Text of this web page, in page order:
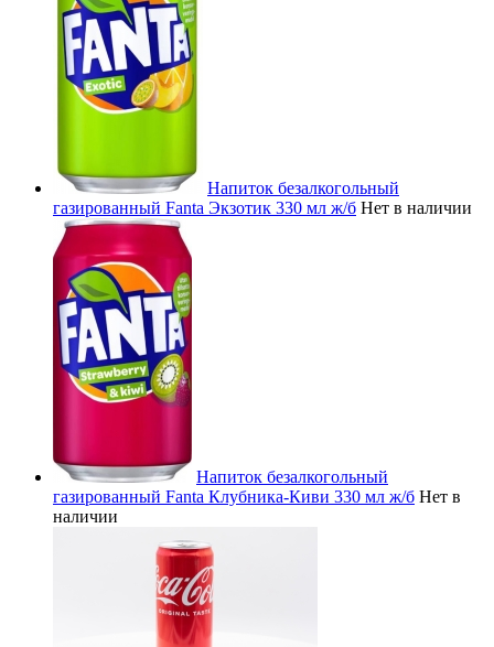
Напиток безалкогольный
газированный Fanta Экзотик 330 мл ж/б Нет в наличии
Напиток безалкогольный
газированный Fanta Клубника-Киви 330 мл ж/б Нет в
наличии